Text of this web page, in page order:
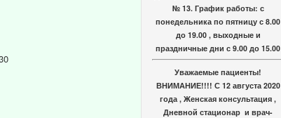
№ 13. График работы: с
понедельника по пятницу с 8.00
до 19.00 , выходные и
праздничные дни с 9.00 до 15.00
Уважаемые пациенты!
ВНИМАНИЕ!!!! С 12 августа 2020
года , Женская консультация ,
Дневной стационар и врач-